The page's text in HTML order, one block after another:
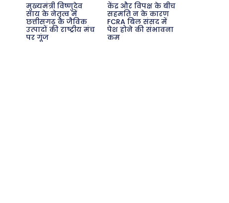
मुख्यमंत्री विष्णुदेव
साय के नेतृत्व में
छत्तीसगढ़ के जैविक
उत्पादों की राष्ट्रीय मंच
पर गूंज
केंद्र और विपक्ष के बीच
सहमति न के कारण
FCRA बिल संसद में
पेश होने की संभावना
कम